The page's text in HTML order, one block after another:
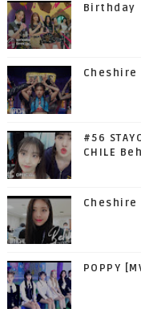
Birthday
Cheshire
#56
CHILE
Cheshire
POPPY